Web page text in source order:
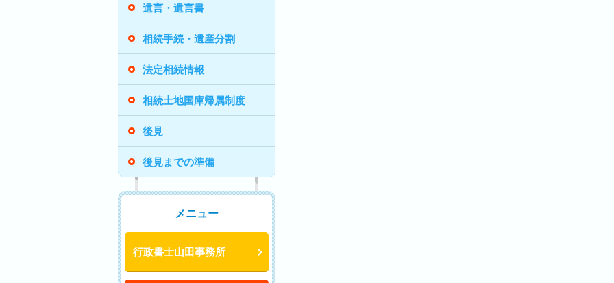
遺言・遺言書
相続手続・遺産分割
法定相続情報
相続土地国庫帰属制度
後見
後見までの準備
メニュー
行政書士山田事務所